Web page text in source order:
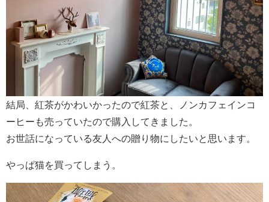
結局、紅茶がかわいかったので紅茶と、ノンカフェインコ
ーヒーも売っていたので購入してきました。
お世話になっている友人への贈り物にしたいと思います。
やっぱ猫を買ってしまう。